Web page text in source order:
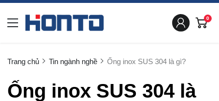
0
Trang chủ Tin ngành nghề Ống inox SUS 304 là gì?
Ống inox SUS 304 là